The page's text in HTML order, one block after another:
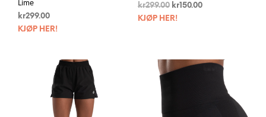
Lime
kr299.00
KJØP HER!
kr299.00 kr150.00
KJØP HER!